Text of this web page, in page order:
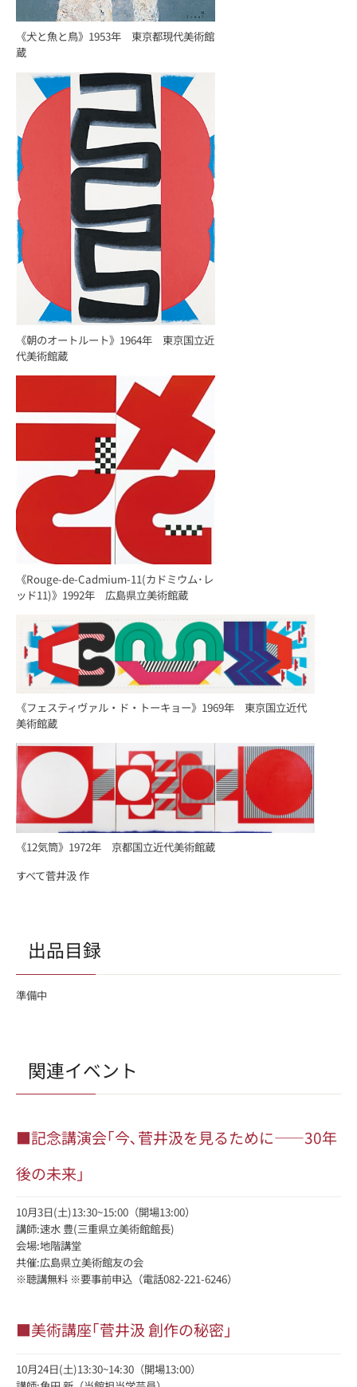
《犬と魚と鳥》1953年 東京都現代美術館
蔵
《朝のオートルート》1964年 東京国立近
代美術館蔵
《Rouge-de-Cadmium-11(カドミウム･レ
ッド11)》1992年 広島県立美術館蔵
《フェスティヴァル・ド・トーキョー》1969年 東京国立近代
美術館蔵
《12気筒》1972年 京都国立近代美術館蔵
すべて菅井汲 作
出品目録
準備中
関連イベント
■記念講演会｢今､菅井汲を見るために――30年
後の未来｣
10月3日(土)13:30~15:00（開場13:00）
講師:速水 豊(三重県立美術館館長)
会場:地階講堂
共催:広島県立美術館友の会
※聴講無料 ※要事前申込（電話082-221-6246）
■美術講座｢菅井汲 創作の秘密｣
10月24日(土)13:30~14:30（開場13:00）